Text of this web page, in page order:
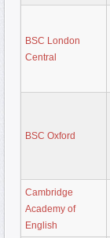
BSC London
Central
BSC Oxford
Cambridge
Academy of
English